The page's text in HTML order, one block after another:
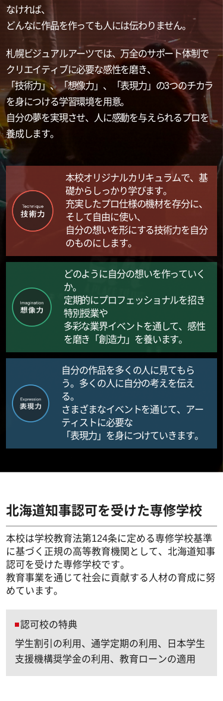
ドラム専攻
ビジュアル・クリエイター学科
AI&ゲームプログラマー専攻
MVクリエイター専攻
写真学科
学生作品
卒業生からのメッセージ
学費サポート
専門実践教育訓練給付金制度
留学生の方へ
書類ダウンロード
なければ、
どんなに作品を作っても人には伝わりません。
札幌ビジュアルアーツでは、万全のサポート体制で
クリエイティブに必要な感性を磨き、
「技術力」、「想像力」、「表現力」の3つのチカラ
を身につける学習環境を用意。
自分の夢を実現させ、人に感動を与えられるプロを
養成します。
本校オリジナルカリキュラムで、基
礎からしっかり学びます。
充実したプロ仕様の機材を存分に、
そして自由に使い、
自分の想いを形にする技術力を自分
のものにします。
どのように自分の想いを作っていく
か。
定期的にプロフェッショナルを招き
特別授業や
多彩な業界イベントを通して、感性
を磨き「創造力」を養います。
自分の作品を多くの人に見てもら
う。多くの人に自分の考えを伝え
る。
さまざまなイベントを通じて、アー
ティストに必要な
「表現力」を身につけていきます。
北海道知事認可を受けた専修学校
本校は学校教育法第124条に定める専修学校基準
に基づく正規の高等教育機関として、北海道知事
認可を受けた専修学校です。
教育事業を通じて社会に貢献する人材の育成に努
めています。
認可校の特典
学生割引の利用、通学定期の利用、日本学生
支援機構奨学金の利用、教育ローンの適用